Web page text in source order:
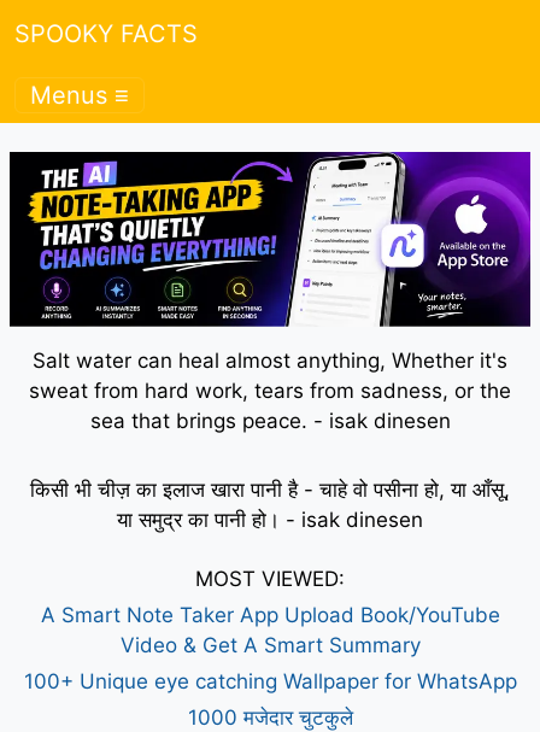
SPOOKY FACTS
Menus ≡
Salt water can heal almost anything, Whether it's
sweat from hard work, tears from sadness, or the
sea that brings peace. - isak dinesen
किसी भी चीज़ का इलाज खारा पानी है - चाहे वो पसीना हो, या आँसू,
या समुद्र का पानी हो। - isak dinesen
MOST VIEWED:
A Smart Note Taker App Upload Book/YouTube
Video & Get A Smart Summary
100+ Unique eye catching Wallpaper for WhatsApp
1000 मजेदार चुटकुले